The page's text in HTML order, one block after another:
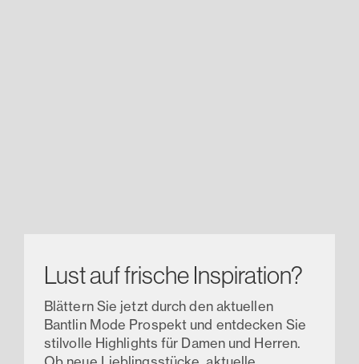
Lust auf frische Inspiration?
Blättern Sie jetzt durch den aktuellen
Bantlin Mode Prospekt und entdecken Sie
stilvolle Highlights für Damen und Herren.